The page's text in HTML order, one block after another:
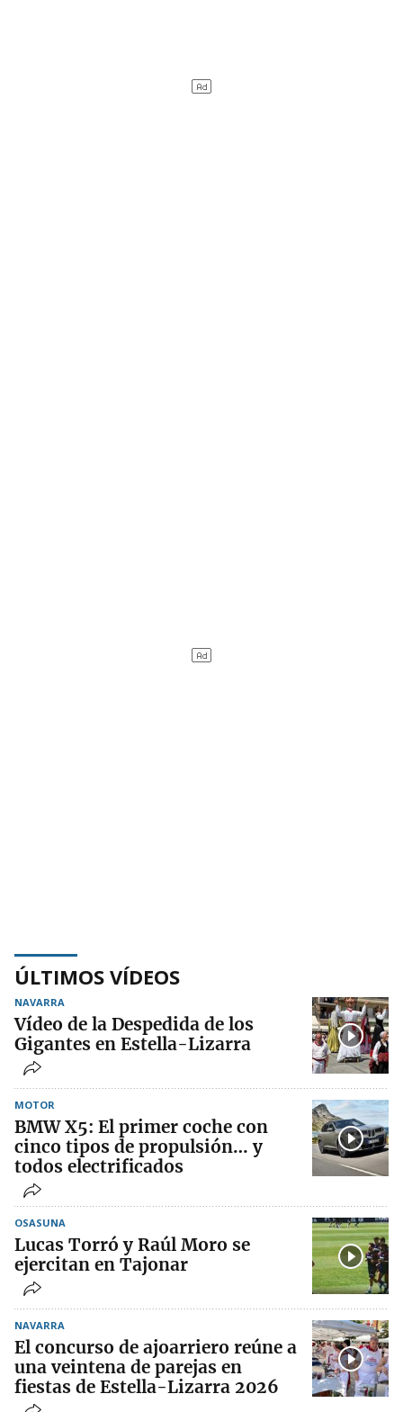
ÚLTIMOS VÍDEOS
NAVARRA
Vídeo de la Despedida de los
Gigantes en Estella-Lizarra
MOTOR
BMW X5: El primer coche con
cinco tipos de propulsión… y
todos electrificados
OSASUNA
Lucas Torró y Raúl Moro se
ejercitan en Tajonar
NAVARRA
El concurso de ajoarriero reúne a
una veintena de parejas en
fiestas de Estella-Lizarra 2026